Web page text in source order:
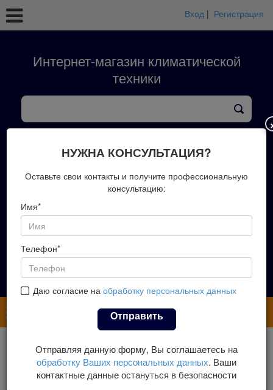
Вход | Регистрация
Интернет-магазин климатической
техники
+7(423)202-51-00
Запись на замер
Главная Каталог
Кондиционеры
Напольно-потолочные (универсальные)
Напольно-потолочные кондиционеры Haier
НУЖНА КОНСУЛЬТАЦИЯ?
Оставьте свои контакты и получите профессиональную
консультацию:
Имя*
Телефон*
Даю согласие на обработку персональных данных
Отправить
Отправляя данную форму, Вы соглашаетесь на
обработку Ваших персональных данных. Ваши
контактные данные остануться в безопасности